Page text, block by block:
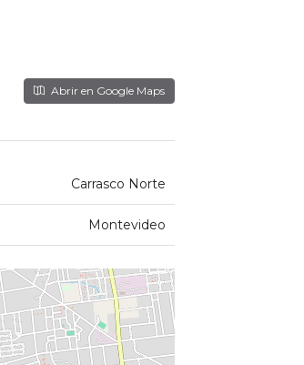
Abrir en Google Maps
Carrasco Norte
Montevideo